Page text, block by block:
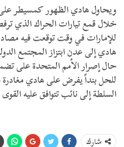
ويحاول هادي الظهور كمسيطر
خلال قمع تيارات الحراك الذي
للإمارات في وقت توقعت فيه
هادي إلى عدن ابتزاز المجتمع
حال إصرار الأمم المتحدة على
للحل بنداً يفرض على هادي
السلطة إلى نائب تتوافق عليه
شارك